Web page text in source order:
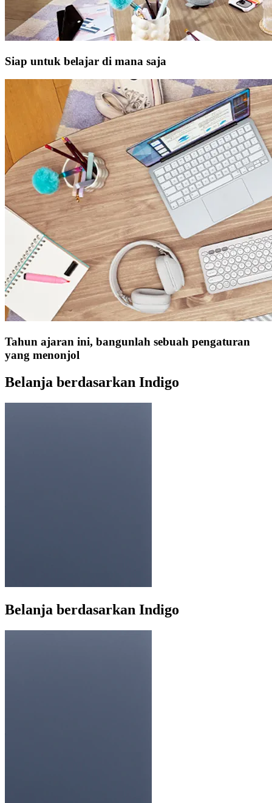
Siap untuk belajar di mana saja
Tahun ajaran ini, bangunlah sebuah pengaturan
yang menonjol
Belanja berdasarkan Indigo
Belanja berdasarkan Indigo